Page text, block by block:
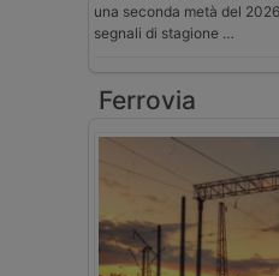
una seconda metà del
segnali di stagione …
Ferrovia